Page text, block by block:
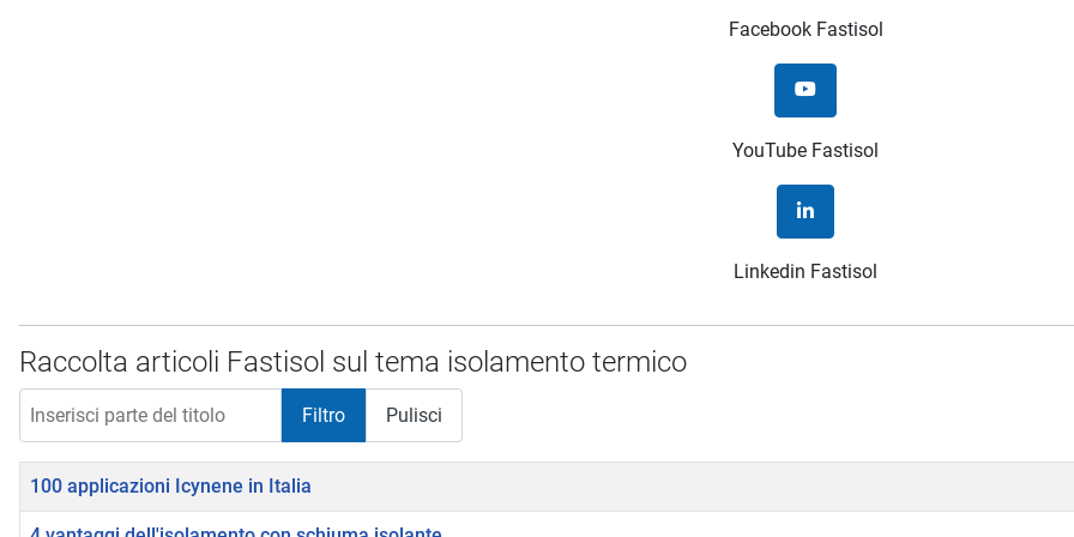
Facebook Fastisol
YouTube Fastisol
Linkedin Fastisol
Raccolta articoli Fastisol sul tema isolamento termico
Filtro Pulisci
Titolo
100 applicazioni Icynene in Italia